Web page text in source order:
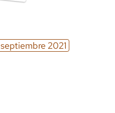
septiembre 2021